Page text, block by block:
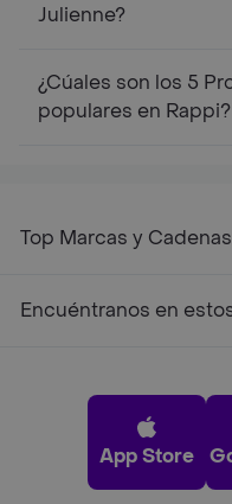
Julienne?
¿Cúales son los 5
populares en Rappi?
Top Marcas y
Encuéntranos en
App Store